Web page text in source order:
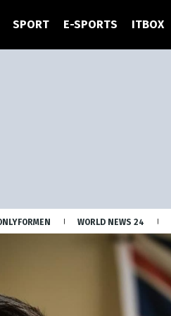
SPORT E-SPORTS ITBOX
WORLD NEWS 24